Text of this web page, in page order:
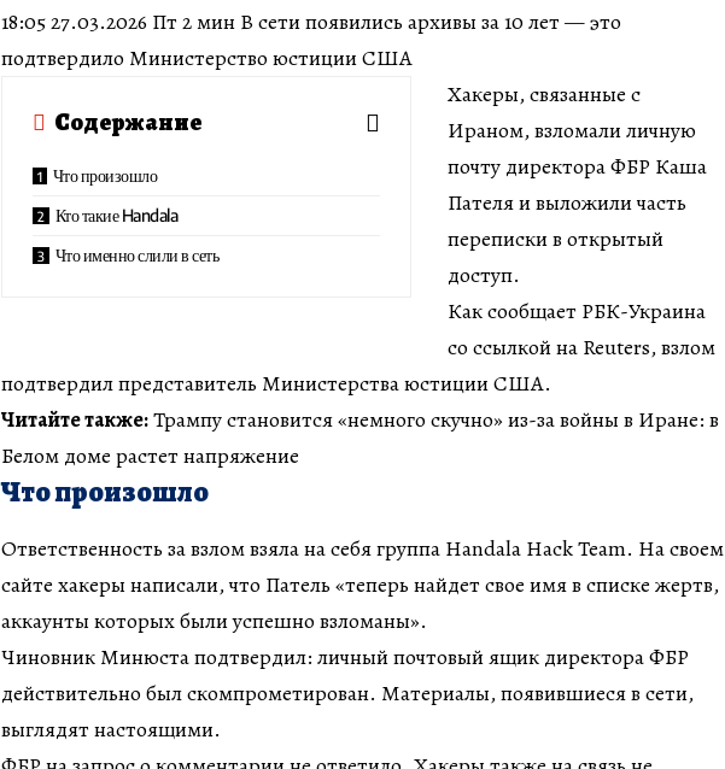
18:05 27.03.2026 Пт 2 мин В сети появились архивы за 10 лет — это
подтвердило Министерство юстиции США
Содержание
Что произошло
Кто такие Handala
Что именно слили в сеть
Хакеры, связанные с
Ираном, взломали личную
почту директора ФБР Каша
Пателя и выложили часть
переписки в открытый
доступ.
Как сообщает РБК-Украина
со ссылкой на Reuters, взлом
подтвердил представитель Министерства юстиции США.
Читайте также:Трампу становится «немного скучно» из-за войны в Иране: в
Белом доме растет напряжение
Что произошло
Ответственность за взлом взяла на себя группа Handala Hack Team. На своем
сайте хакеры написали, что Патель «теперь найдет свое имя в списке жертв,
аккаунты которых были успешно взломаны».
Чиновник Минюста подтвердил: личный почтовый ящик директора ФБР
действительно был скомпрометирован. Материалы, появившиеся в сети,
выглядят настоящими.